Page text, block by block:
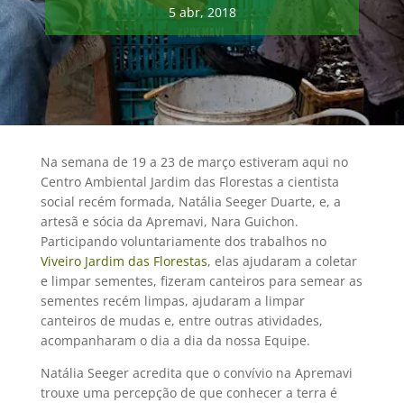
5 abr, 2018
Na semana de 19 a 23 de março estiveram aqui no
Centro Ambiental Jardim das Florestas a cientista
social recém formada, Natália Seeger Duarte, e, a
artesã e sócia da Apremavi, Nara Guichon.
Participando voluntariamente dos trabalhos no
Viveiro Jardim das Florestas, elas ajudaram a coletar
e limpar sementes, fizeram canteiros para semear as
sementes recém limpas, ajudaram a limpar
canteiros de mudas e, entre outras atividades,
acompanharam o dia a dia da nossa Equipe.
Natália Seeger acredita que o convívio na Apremavi
trouxe uma percepção de que conhecer a terra é